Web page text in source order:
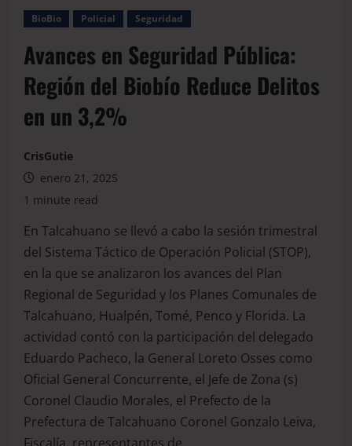
BioBio Policial Seguridad
Avances en Seguridad Pública:
Región del Biobío Reduce Delitos
en un 3,2%
CrisGutie
enero 21, 2025
1 minute read
En Talcahuano se llevó a cabo la sesión trimestral
del Sistema Táctico de Operación Policial (STOP),
en la que se analizaron los avances del Plan
Regional de Seguridad y los Planes Comunales de
Talcahuano, Hualpén, Tomé, Penco y Florida. La
actividad contó con la participación del delegado
Eduardo Pacheco, la General Loreto Osses como
Oficial General Concurrente, el Jefe de Zona (s)
Coronel Claudio Morales, el Prefecto de la
Prefectura de Talcahuano Coronel Gonzalo Leiva,